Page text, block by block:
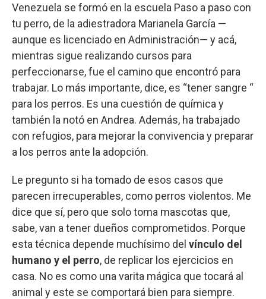
Venezuela se formó en la escuela Paso a paso con
tu perro, de la adiestradora Marianela García —
aunque es licenciado en Administración— y acá,
mientras sigue realizando cursos para
perfeccionarse, fue el camino que encontró para
trabajar. Lo más importante, dice, es “tener sangre “
para los perros. Es una cuestión de química y
también la notó en Andrea. Además, ha trabajado
con refugios, para mejorar la convivencia y preparar
a los perros ante la adopción.
Le pregunto si ha tomado de esos casos que
parecen irrecuperables, como perros violentos. Me
dice que sí, pero que solo toma mascotas que,
sabe, van a tener dueños comprometidos. Porque
esta técnica depende muchísimo del vínculo del
humano y el perro, de replicar los ejercicios en
casa. No es como una varita mágica que tocará al
animal y este se comportará bien para siempre.